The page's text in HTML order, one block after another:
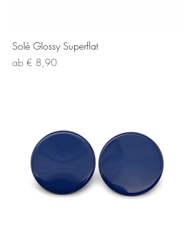
Solé Glossy Superflat
ab € 8,90
Sale-Preis